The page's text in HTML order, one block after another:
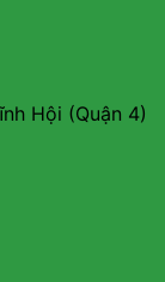
Hội (Quận 4)